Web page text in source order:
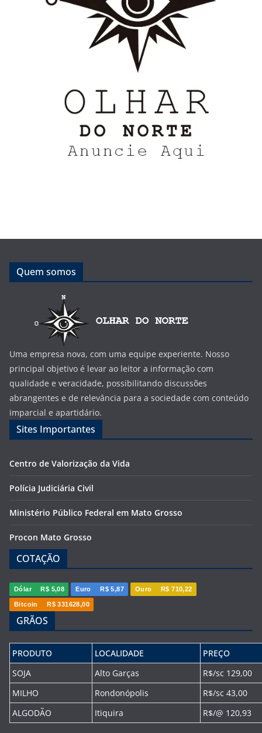
Quem somos
Uma empresa nova, com uma equipe experiente. Nosso
principal objetivo é levar ao leitor a informação com
qualidade e veracidade, possibilitando discussões
abrangentes e de relevância para a sociedade com conteúdo
imparcial e apartidário.
Sites Importantes
Centro de Valorização da Vida
Polícia Judiciária Civil
Ministério Público Federal em Mato Grosso
Procon Mato Grosso
COTAÇÃO
Dólar R$ 5,08 Euro R$ 5,87 Ouro R$ 710,22
Bitcoin R$ 331628,00
GRÃOS
PRODUTO LOCALIDADE
PREÇO
SOJA
Alto Garças
R$/sc 129,00
MILHO
Rondonópolis
R$/sc 43,00
ALGODÃO
Itiquira R$/@ 120,93